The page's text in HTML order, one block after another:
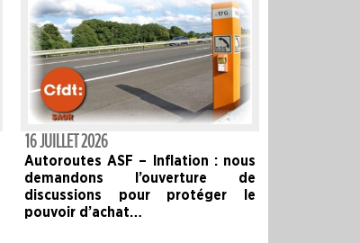
16 JUILLET 2026
Autoroutes ASF – Inflation : nous
demandons l’ouverture de
discussions pour protéger le
pouvoir d’achat…